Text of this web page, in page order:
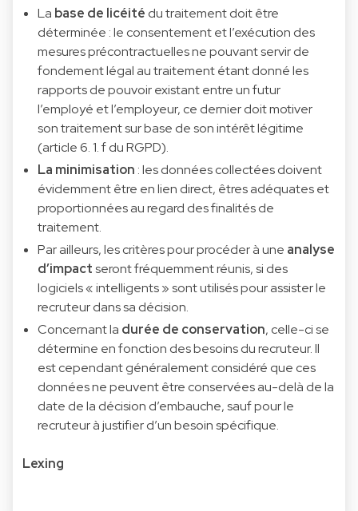
La base de licéité du traitement doit être
déterminée : le consentement et l’exécution des
mesures précontractuelles ne pouvant servir de
fondement légal au traitement étant donné les
rapports de pouvoir existant entre un futur
l’employé et l’employeur, ce dernier doit motiver
son traitement sur base de son intérêt légitime
(article 6. 1. f du RGPD).
La minimisation : les données collectées doivent
évidemment être en lien direct, êtres adéquates et
proportionnées au regard des finalités de
traitement.
Par ailleurs, les critères pour procéder à une analyse
d’impactseront fréquemment réunis, si des
logiciels « intelligents » sont utilisés pour assister le
recruteur dans sa décision.
Concernant la durée de conservation, celle-ci se
détermine en fonction des besoins du recruteur. Il
est cependant généralement considéré que ces
données ne peuvent être conservées au-delà de la
date de la décision d’embauche, sauf pour le
recruteur à justifier d’un besoin spécifique.
Lexing